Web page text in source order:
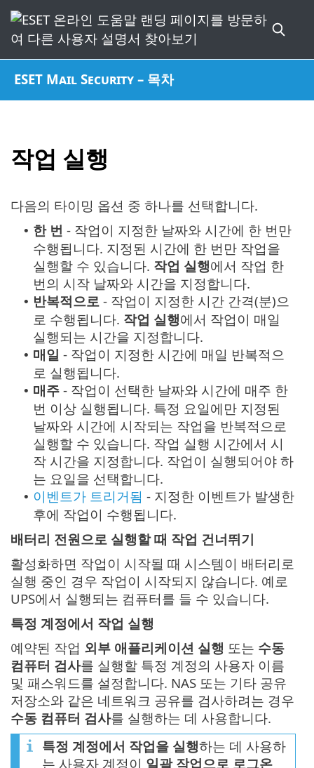
ESET Mail Security – 목차
작업 실행
다음의 타이밍 옵션 중 하나를 선택합니다.
• 한 번 - 작업이 지정한 날짜와 시간에 한 번만
수행됩니다. 지정된 시간에 한 번만 작업을
실행할 수 있습니다. 작업 실행에서 작업 한
번의 시작 날짜와 시간을 지정합니다.
• 반복적으로 - 작업이 지정한 시간 간격(분)으
로 수행됩니다. 작업 실행에서 작업이 매일
실행되는 시간을 지정합니다.
• 매일 - 작업이 지정한 시간에 매일 반복적으
로 실행됩니다.
• 매주 - 작업이 선택한 날짜와 시간에 매주 한
번 이상 실행됩니다. 특정 요일에만 지정된
날짜와 시간에 시작되는 작업을 반복적으로
실행할 수 있습니다. 작업 실행 시간에서 시
작 시간을 지정합니다. 작업이 실행되어야 하
는 요일을 선택합니다.
• 이벤트가 트리거됨 - 지정한 이벤트가 발생한
후에 작업이 수행됩니다.
배터리 전원으로 실행할 때 작업 건너뛰기
활성화하면 작업이 시작될 때 시스템이 배터리로
실행 중인 경우 작업이 시작되지 않습니다. 예로
UPS에서 실행되는 컴퓨터를 들 수 있습니다.
특정 계정에서 작업 실행
예약된 작업 외부 애플리케이션 실행 또는 수동
컴퓨터 검사를 실행할 특정 계정의 사용자 이름
및 패스워드를 설정합니다. NAS 또는 기타 공유
저장소와 같은 네트워크 공유를 검사하려는 경우
수동 컴퓨터 검사를 실행하는 데 사용합니다.
특정 계정에서 작업을 실행하는 데 사용하
는 사용자 계정이 일괄 작업으로 로그온